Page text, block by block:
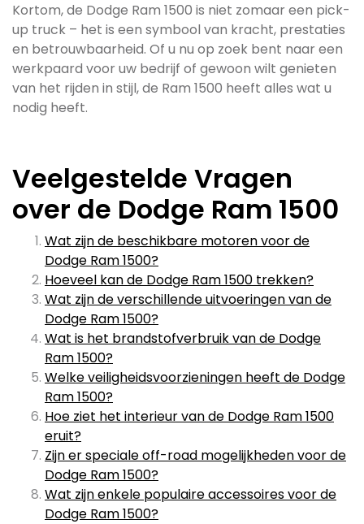
Kortom, de Dodge Ram 1500 is niet zomaar een pick-
up truck – het is een symbool van kracht, prestaties
en betrouwbaarheid. Of u nu op zoek bent naar een
werkpaard voor uw bedrijf of gewoon wilt genieten
van het rijden in stijl, de Ram 1500 heeft alles wat u
nodig heeft.
Veelgestelde Vragen
over de Dodge Ram 1500
Wat zijn de beschikbare motoren voor de
Dodge Ram 1500?
Hoeveel kan de Dodge Ram 1500 trekken?
Wat zijn de verschillende uitvoeringen van de
Dodge Ram 1500?
Wat is het brandstofverbruik van de Dodge
Ram 1500?
Welke veiligheidsvoorzieningen heeft de Dodge
Ram 1500?
Hoe ziet het interieur van de Dodge Ram 1500
eruit?
Zijn er speciale off-road mogelijkheden voor de
Dodge Ram 1500?
Wat zijn enkele populaire accessoires voor de
Dodge Ram 1500?